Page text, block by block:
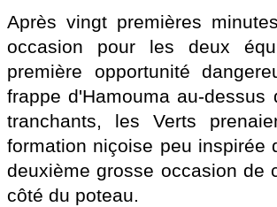
Après vingt premières
occasion pour les deux
première opportunité
frappe d'Hamouma au-
tranchants, les Verts
formation niçoise peu
deuxième grosse occasion de
côté du poteau.